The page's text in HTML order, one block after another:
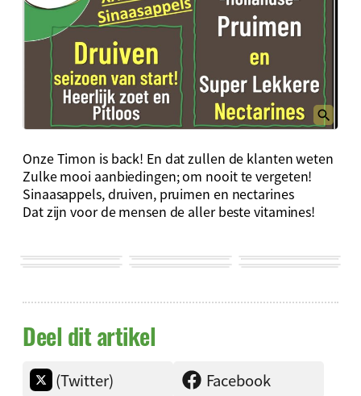
Onze Timon is back! En dat zullen de klanten weten
Zulke mooi aanbiedingen; om nooit te vergeten!
Sinaasappels, druiven, pruimen en nectarines
Dat zijn voor de mensen de aller beste vitamines!
Deel dit artikel
(Twitter)
Facebook